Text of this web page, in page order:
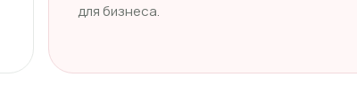
для бизнеса.